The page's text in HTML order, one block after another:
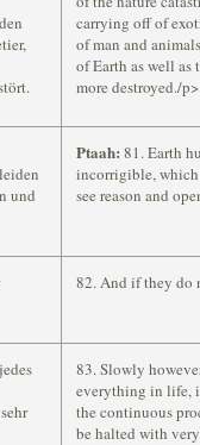
carrying off of
of man and
of Earth as well as
more destroyed./p>
und
Ptaah: 81. Earth
incorrigible, which
see reason and
82. And if they do
83. Slowly
everything in life,
the continuous
be halted with